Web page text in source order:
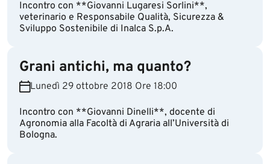
Incontro con **Giovanni Lugaresi Sorlini**,
veterinario e Responsabile Qualità, Sicurezza &
Sviluppo Sostenibile di Inalca S.p.A.
Grani antichi, ma quanto?
Lunedì 29 ottobre 2018 Ore 18:00
Incontro con **Giovanni Dinelli**, docente di
Agronomia alla Facoltà di Agraria all’Università di
Bologna.